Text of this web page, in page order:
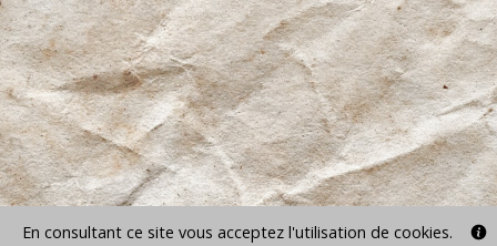
En consultant ce site vous acceptez l'utilisation de cookies.